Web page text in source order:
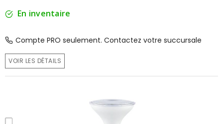
En inventaire
Compte PRO seulement. Contactez votre succursale
VOIR LES DÉTAILS